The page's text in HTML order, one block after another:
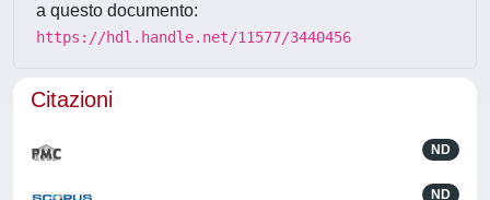
a questo documento:
https://hdl.handle.net/11577/3440456
Citazioni
ND
ND